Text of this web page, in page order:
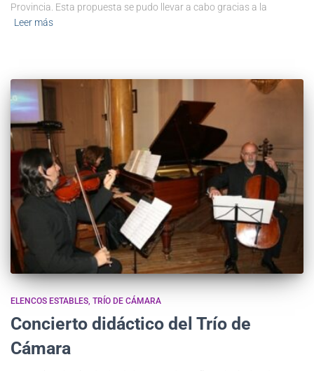
Provincia. Esta propuesta se pudo llevar a cabo gracias a la
Leer más
ELENCOS ESTABLES TRÍO DE CÁMARA
Concierto didáctico del Trío de
Cámara